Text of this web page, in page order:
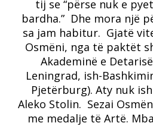
tij se “përse nuk e
bardha.” Dhe mora një
sa jam habitur. Gjatë
Osmëni, nga të paktët
Akademinë e
Leningrad, ish-
Pjetërburg). Aty nuk
Aleko Stolin. Sezai
me medalje të Artë.